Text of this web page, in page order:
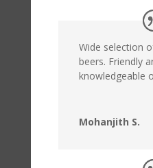
Wide selection
beers. Friendly
knowledgeable
Mohanjith S.